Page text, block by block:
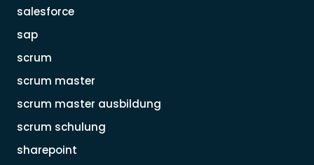
salesforce
sap
scrum
scrum master
scrum master ausbildung
scrum schulung
sharepoint